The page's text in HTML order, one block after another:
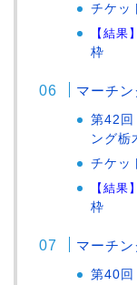
チケッ
【結果
枠
マーチ
第42回
ング栃
チケッ
【結果
枠
マーチ
第40回